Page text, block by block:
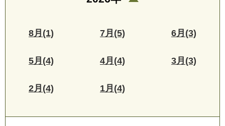
8月(1) 7月(5) 6月(3)
5月(4) 4月(4) 3月(3)
2月(4) 1月(4)